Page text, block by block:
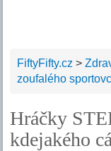
FiftyFifty.cz >
zoufalého
Hráčky
kdejakého